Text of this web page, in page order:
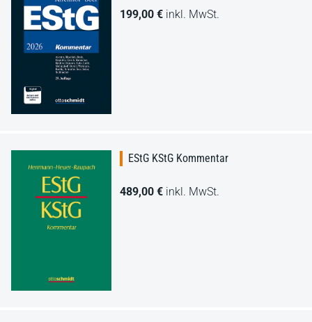
199,00 € inkl. MwSt.
EStG KStG Kommentar
489,00 € inkl. MwSt.